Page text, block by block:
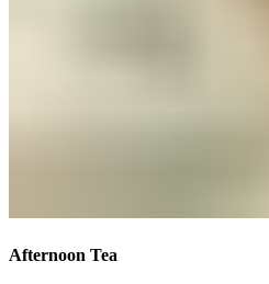
Afternoon Tea​​​​‌ ‍ ​‍​‍‌‍ ‌ ​‍‌‍‍‌‌‍‌ ‌‍‍‌‌‍ ‍​‍​‍​ ‍‍​‍​‍‌ ​ ‌‍​‌‌‍ ‍‌‍‍‌‌ ‌​‌ ‍‌​‍ ‍‌‍‍‌‌‍ ​‍​‍​‍ ​​‍​‍‌‍‍​‌ ​‍‌‍‌‌‌‍‌‍​‍​‍​ ‍‍​‍​‍‌‍‍​‌ ‌​‌ ‌​‌ ​​‌ ​ ​ ‍‍​‍ ​‍ ‌‍ ​​‍ ‌‌‍​‌‌‍ ‍‌‍‌​​‍ ‌‌ ​‍​‍ ‌‌‍‍​‌‍ ‌ ‌​‌‍‌‌‌‍ ​‌ ​ ​‍ ‌‌ ​ ‌ ‌​‌ ‌‌‌‍‌​‌‍‍‌‌‍ ​‍ ‍‌ ‌‍‌‍‌‌‌ ​‍‌‍​ ‌‍‌‌‌‍ ​​‍ ‍‌‍​‌‌ ​​‌ ​​​‍ ‌‍‍‌‌‍ ‍‌ ‌​‌‍‌‌‌‍ ‍‌ ‌​​‍ ‌‍‌‌‌‍‌​‌‍‍‌‌ ‌​​‍ ‌‍ ‌‌‍ ‌‍‌​‌‍‌‌​ ‌‌ ​​‌ ​‍‌‍‌‌‌ ​ ‌‍‌‌‌‍ ‍‌ ‌​‌‍​‌‌ ‌​‌‍‍‌‌‍ ‌‍ ‍​ ‍ ‌‍‍‌‌‍‌​​ ‌‌‍​‍​ ‍‌‌‍​‌​ ‌‍​ ‌‌​ ‌ ‌‍‌‌​ ‌‌​‍ ‌​ ​‍‌‍‌​​ ‌‌​ ‍‌​‍ ‌​ ‌​‌‍​‍‌‍​ ​ ​‍​‍ ‌​ ‍​​ ‍‌​ ​ ​ ‌ ​‍ ‌‌‍​‌‌‍​‌​ ‍​‌‍‌‍‌‍‌‍‌‍​‌​ ‍‌‌‍​ ​ ‌‌‌‍‌‌​ ‌ ‌‍​‌​ ‍ ‌ ‌​‌ ‍‌‌ ​​‌‍‌‌​ ‌‌‍‍​‌‍ ‌ ‌​‌‍‌‌‌‍ ​‌‌​ ‌‍‍‌‌ ‌​‌‍‌‌‌‌​​‌‍​‌‌‍‌ ‌‍‌‌​ ‍ ‌ ​​‌‍​‌‌ ‌​‌‍‍​​ ‌‌ ​​‌‍​‌‌‍‌ ‌‍‌‌‌​​‍‌ ‌‌‌‍‍‌‌‍ ​‌‍‌​‌‍‌‌‌ ​‍​‍‌‌​ ‌‌‌​​‍‌‌ ‌‍‍ ‌‍‌‌‌ ‍‌​‍‌‌​ ​ ‌​‌​​‍‌‌​ ​ ‌​‌​​‍‌‌​ ​‍​ ​‍​ ‌‌​ ​‍‌‍​‌‌‍‌‍​ ‌‍​ ‌‍​ ‌​‌‍‌​‌‍‌​​ ​ ​ ‍‌​ ‍​​‍‌‌​ ​‍​ ​‍​‍‌‌​ ‌‌‌​‌​​‍ ‍‌‍​ ‌‍ ‌‍ ‍‌ ‌​‌‍‌‌‌‍ ‍‌ ‌​​‍‌‌​ ‌‌‌​​‍‌‌ ‌‍‍ ‌‍‌‌‌ ‍‌​‍‌‌​ ​ ‌​‌​​‍‌‌​ ​ ‌​‌​​‍‌‌​ ​‍​ ​‍‌‍​‌​ ‌‍​ ‌‍​ ‌‌​ ​ ​ ​‌‌‍​‍‌‍‌‍‌‍‌‌‌‍​ ​ ​ ​ ‌​​‍‌‌​ ​‍​ ​‍​‍‌‌​ ‌‌‌​‌​​‍ ‍‌ ‌​‌‍‍‌‌ ‌​‌‍ ​‌‍‌‌​ ‌‍​‍‌‍​‌‌ ​ ‌‍‌‌‌‌‌‌‌ ​‍‌‍ ​​ ‌‌‍‍​‌ ‌​‌ ‌​‌ ​​‌ ​ ​‍‌‌​ ​ ‌​​‌​‍‌‌​ ​‍‌​‌‍​‍‌‌​ ​‍‌​‌‍‌‍ ​​‍ ‌‌‍​‌‌‍ ‍‌‍‌​​‍ ‌‌ ​‍​‍ ‌‌‍‍​‌‍ ‌ ‌​‌‍‌‌‌‍ ​‌ ​ ​‍ ‌‌ ​ ‌ ‌​‌ ‌‌‌‍‌​‌‍‍‌‌‍ ​‍ ‍‌ ‌‍‌‍‌‌‌ ​‍‌‍​ ‌‍‌‌‌‍ ​​‍ ‍‌‍​‌‌ ​​‌ ​​​‍‌‍‌‍‍‌‌‍‌​​ ‌‌‍​‍​ ‍‌‌‍​‌​ ‌‍​ ‌‌​ ‌ ‌‍‌‌​ ‌‌​‍ ‌​ ​‍‌‍‌​​ ‌‌​ ‍‌​‍ ‌​ ‌​‌‍​‍‌‍​ ​ ​‍​‍ ‌​ ‍​​ ‍‌​ ​ ​ ‌ ​‍ ‌‌‍​‌‌‍​‌​ ‍​‌‍‌‍‌‍‌‍‌‍​‌​ ‍‌‌‍​ ​ ‌‌‌‍‌‌​ ‌ ‌‍​‌​‍‌‍‌ ‌​‌ ‍‌‌ ​​‌‍‌‌​ ‌‌‍‍​‌‍ ‌ ‌​‌‍‌‌‌‍ ​‌‌​ ‌‍‍‌‌ ‌​‌‍‌‌‌‌​​‌‍​‌‌‍‌ ‌‍‌‌​‍‌‍‌ ​​‌‍​‌‌ ‌​‌‍‍​​ ‌‌ ​​‌‍​‌‌‍‌ ‌‍‌‌‌​​‍‌ ‌‌‌‍‍‌‌‍ ​‌‍‌​‌‍‌‌‌ ​‍​‍‌‌​ ‌‌‌​​‍‌‌ ‌‍‍ ‌‍‌‌‌ ‍‌​‍‌‌​ ​ ‌​‌​​‍‌‌​ ​ ‌​‌​​‍‌‌​ ​‍​ ​‍​ ‌‌​ ​‍‌‍​‌‌‍‌‍​ ‌‍​ ‌‍​ ‌​‌‍‌​‌‍‌​​ ​ ​ ‍‌​ ‍​​‍‌‌​ ​‍​ ​‍​‍‌‌​ ‌‌‌​‌​​‍ ‍‌‍​ ‌‍ ‌‍ ‍‌ ‌​‌‍‌‌‌‍ ‍‌ ‌​​‍‌‌​ ‌‌‌​​‍‌‌ ‌‍‍ ‌‍‌‌‌ ‍‌​‍‌‌​ ​ ‌​‌​​‍‌‌​ ​ ‌​‌​​‍‌‌​ ​‍​ ​‍‌‍​‌​ ‌‍​ ‌‍​ ‌‌​ ​ ​ ​‌‌‍​‍‌‍‌‍‌‍‌‌‌‍​ ​ ​ ​ ‌​​‍‌‌​ ​‍​ ​‍​‍‌‌​ ‌‌‌​‌​​‍ ‍‌ ‌​‌‍‍‌‌ ‌​‌‍ ​‌‍‌‌​‍‌‍‌ ​​‌‍‌‌‌ ​‍‌ ​ ‌ ​​‌‍‌‌‌‍​ ‌ ‌​‌‍‍‌‌ ‌‍‌‍‌‌​ ‌‌ ​​‌ ‌‌‌‍​‍‌‍ ​‌‍‍‌‌ ​ ‌‍‍​‌‍‌‌‌‍‌​​‍​‍‌ ‌